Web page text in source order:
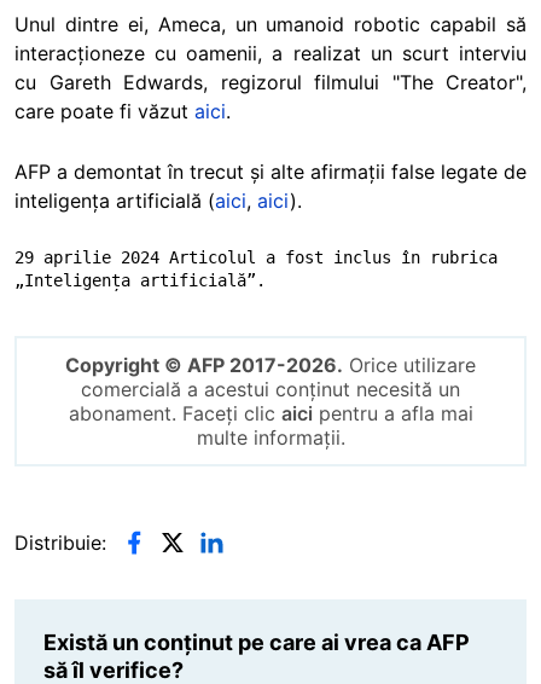
Unul dintre ei, Ameca, un umanoid robotic capabil să
interacționeze cu oamenii, a realizat un scurt interviu
cu Gareth Edwards, regizorul filmului "The Creator",
care poate fi văzut aici.
AFP a demontat în trecut și alte afirmații false legate de
inteligența artificială (aici, aici).
29 aprilie 2024 Articolul a fost inclus în rubrica
„Inteligența artificială”.
Copyright © AFP 2017-2026. Orice utilizare
comercială a acestui conținut necesită un
abonament. Faceți clic aici pentru a afla mai
multe informații.
Distribuie:
Există un conținut pe care ai vrea ca AFP
să îl verifice?